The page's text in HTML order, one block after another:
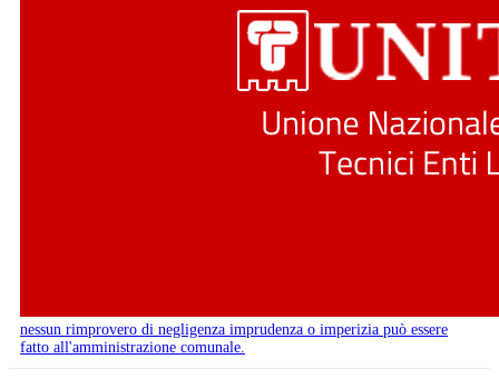
nessun rimprovero di negligenza imprudenza o imperizia può essere
fatto all'amministrazione comunale.